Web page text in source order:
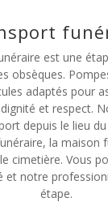
est une
obsèques.
adaptés pour
et respect.
depuis le lieu du
la maison
cimetière. Vous
et notre
étape.